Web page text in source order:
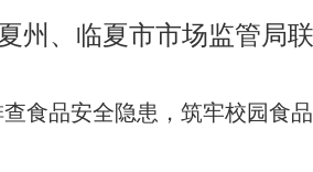
、临夏市市场监管局
食品安全隐患，筑牢校园食